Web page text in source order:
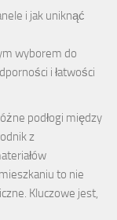
i jak uniknąć
wyborem do
i łatwości
podłogi między
z
to nie
Kluczowe jest,